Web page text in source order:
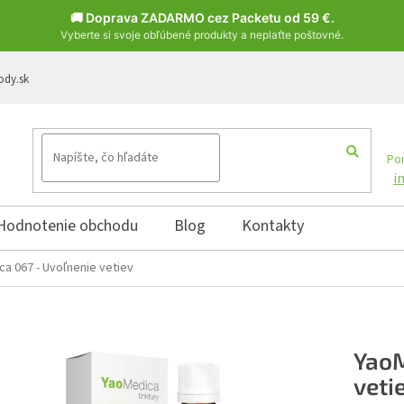
🚚 Doprava ZADARMO cez Packetu od 59 €.
Vyberte si svoje obľúbené produkty a neplaťte poštovné.
obchodu Blog Kontakty
067 - Uvoľnenie vetiev